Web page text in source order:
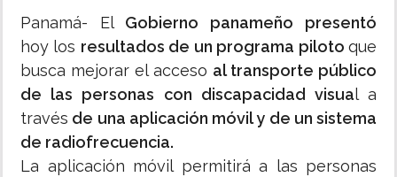
Panamá- El Gobierno panameño
presentó
hoy los resultados de un programa pilotoque
busca mejorar el acceso al transporte público
de las personas con discapacidad visual a
través de una aplicación móvil y de un sistema
de radiofrecuencia.
La aplicación móvil permitirá a las personas